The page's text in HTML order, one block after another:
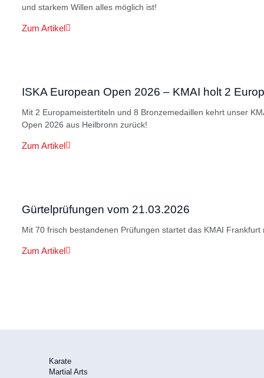
und starkem Willen alles möglich ist!
Zum Artikel
ISKA European Open 2026 – KMAI holt 2
Mit 2 Europameistertiteln und 8 Bronzemedaillen kehrt unser
Open 2026 aus Heilbronn zurück!
Zum Artikel
Gürtelprüfungen vom 21.03.2026
Mit 70 frisch bestandenen Prüfungen startet das KMAI
Zum Artikel
Karate
Martial Arts